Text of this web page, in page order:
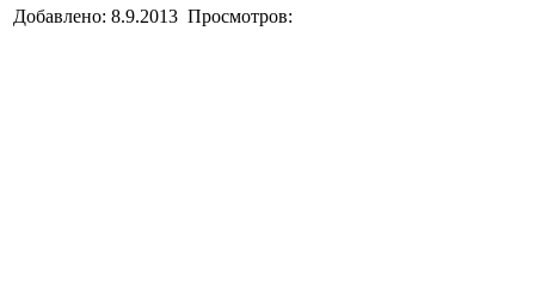
Добавлено: 8.9.2013 Просмотров: